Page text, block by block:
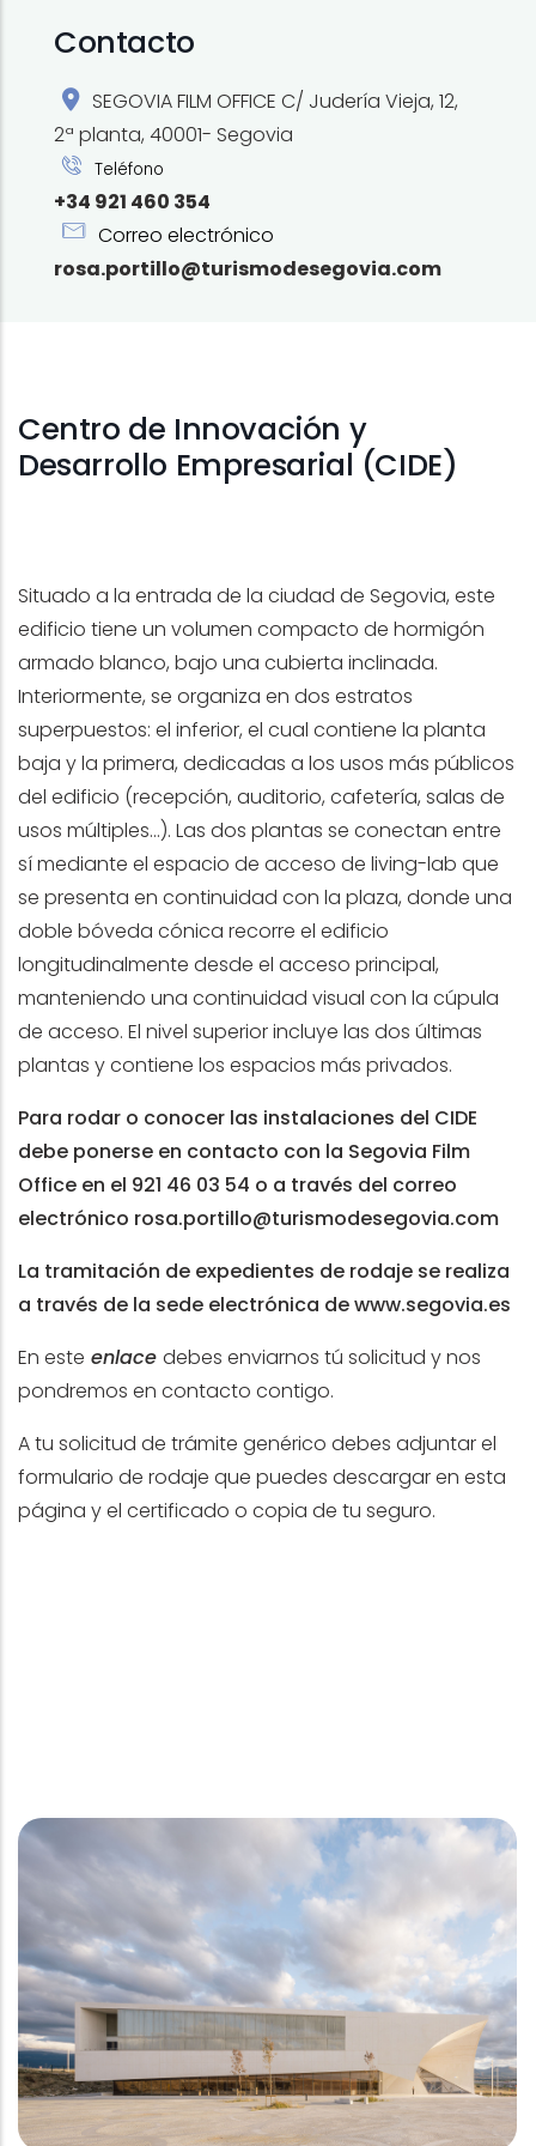
Contacto
SEGOVIA FILM OFFICE C/ Judería Vieja, 12,
2ª planta, 40001- Segovia
Teléfono
+34 921 460 354
Correo electrónico
rosa.portillo@turismodesegovia.com
Centro de Innovación y
Desarrollo Empresarial (CIDE)
Situado a la entrada de la ciudad de Segovia, este
edificio tiene un volumen compacto de hormigón
armado blanco, bajo una cubierta inclinada.
Interiormente, se organiza en dos estratos
superpuestos: el inferior, el cual contiene la planta
baja y la primera, dedicadas a los usos más públicos
del edificio (recepción, auditorio, cafetería, salas de
usos múltiples…). Las dos plantas se conectan entre
sí mediante el espacio de acceso de living-lab que
se presenta en continuidad con la plaza, donde una
doble bóveda cónica recorre el edificio
longitudinalmente desde el acceso principal,
manteniendo una continuidad visual con la cúpula
de acceso. El nivel superior incluye las dos últimas
plantas y contiene los espacios más privados.
Para rodar o conocer las instalaciones del CIDE
debe ponerse en contacto con la Segovia Film
Office en el 921 46 03 54 o a través del correo
electrónico rosa.portillo@turismodesegovia.com
La tramitación de expedientes de rodaje se realiza
a través de la sede electrónica dewww.segovia.es
En este enlace debes enviarnos tú solicitud y nos
pondremos en contacto contigo.
A tu solicitud de trámite genérico debes adjuntar el
formulario de rodaje que puedes descargar en esta
página y el certificado o copia de tu seguro.